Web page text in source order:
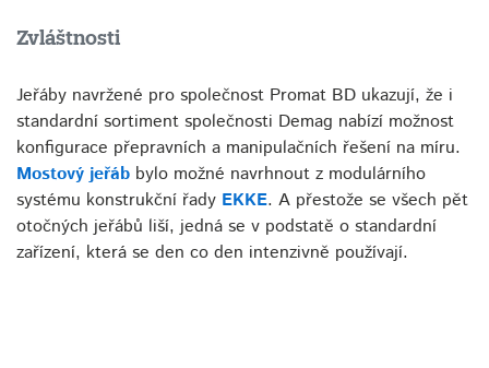
Zvláštnosti
Jeřáby navržené pro společnost Promat BD ukazují, že i
standardní sortiment společnosti Demag nabízí možnost
konfigurace přepravních a manipulačních řešení na míru.
Mostový jeřáb bylo možné navrhnout z modulárního
systému konstrukční řady EKKE. A přestože se všech pět
otočných jeřábů liší, jedná se v podstatě o standardní
zařízení, která se den co den intenzivně používají.